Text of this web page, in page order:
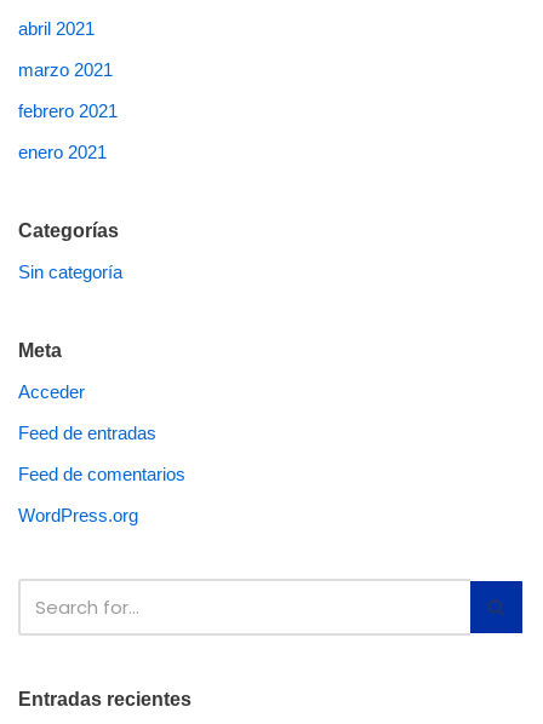
abril 2021
marzo 2021
febrero 2021
enero 2021
Categorías
Sin categoría
Meta
Acceder
Feed de entradas
Feed de comentarios
WordPress.org
Entradas recientes